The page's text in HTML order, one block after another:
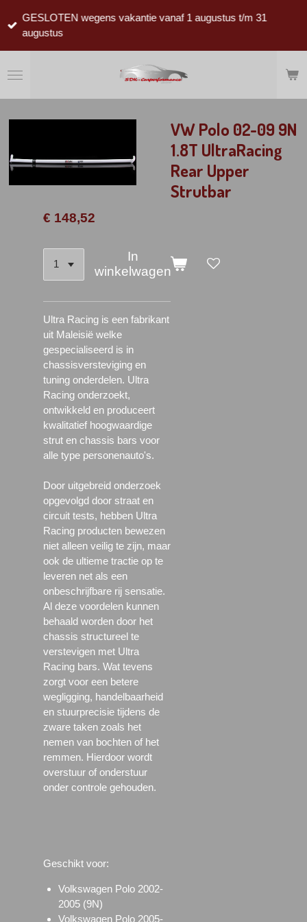
direct
hoofdinhoud
GESLOTEN wegens vakantie vanaf 1 augustus t/m 31
augustus
VW Polo 02-09 9N
1.8T UltraRacing
Rear Upper
Strutbar
€ 148,52
In
winkelwagen
Ultra Racing is een fabrikant
uit Maleisië welke
gespecialiseerd is in
chassisversteviging en
tuning onderdelen. Ultra
Racing onderzoekt,
ontwikkeld en produceert
kwalitatief hoogwaardige
strut en chassis bars voor
alle type personenauto's.
Door uitgebreid onderzoek
opgevolgd door straat en
circuit tests, hebben Ultra
Racing producten bewezen
niet alleen veilig te zijn, maar
ook de ultieme tractie op te
leveren net als een
onbeschrijfbare rij sensatie.
Al deze voordelen kunnen
behaald worden door het
chassis structureel te
verstevigen met Ultra
Racing bars. Wat tevens
zorgt voor een betere
wegligging, handelbaarheid
en stuurprecisie tijdens de
zware taken zoals het
nemen van bochten of het
remmen. Hierdoor wordt
overstuur of onderstuur
onder controle gehouden.
Geschikt voor:
Volkswagen Polo 2002-
2005 (9N)
Volkswagen Polo 2005-